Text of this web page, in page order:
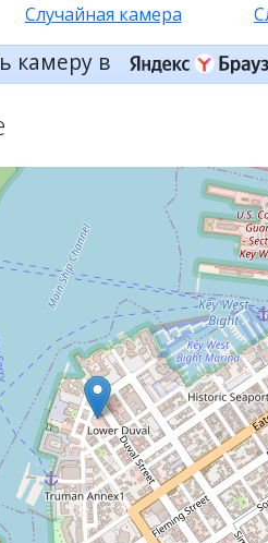
Случайная камера
камеру в